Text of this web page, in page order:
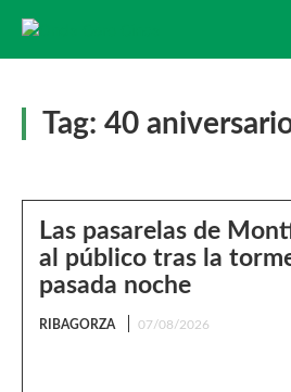
Tag: 40
Las pasarelas de
al público tras la
pasada noche
RIBAGORZA 07/08/2026